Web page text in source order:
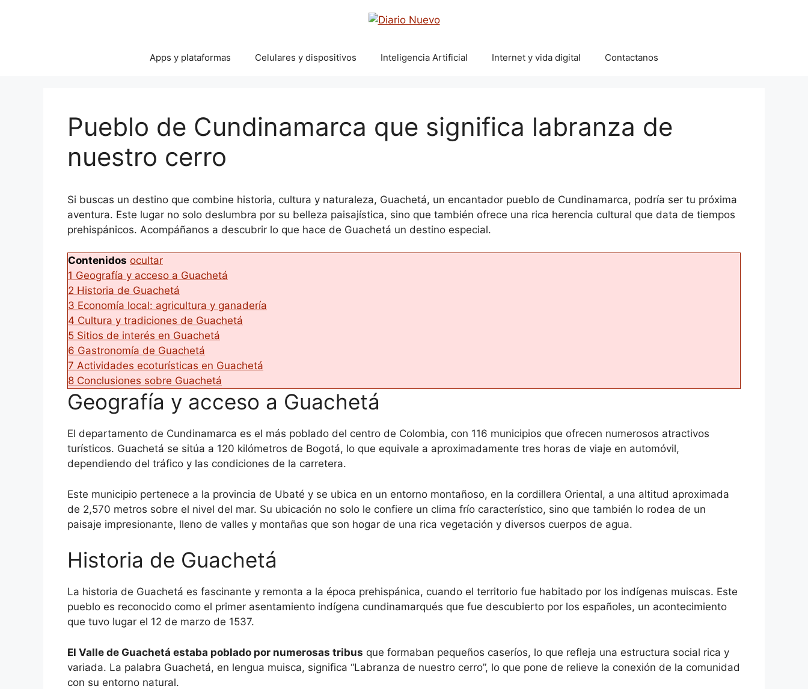
Apps y plataformas Celulares y dispositivos Inteligencia Artificial Internet y vida digital Contactanos
Pueblo de Cundinamarca que significa labranza de
nuestro cerro
Si buscas un destino que combine historia, cultura y naturaleza, Guachetá, un encantador pueblo de Cundinamarca, podría ser tu próxima
aventura. Este lugar no solo deslumbra por su belleza paisajística, sino que también ofrece una rica herencia cultural que data de tiempos
prehispánicos. Acompáñanos a descubrir lo que hace de Guachetá un destino especial.
Contenidos ocultar
1 Geografía y acceso a Guachetá
2 Historia de Guachetá
3 Economía local: agricultura y ganadería
4 Cultura y tradiciones de Guachetá
5 Sitios de interés en Guachetá
6 Gastronomía de Guachetá
7 Actividades ecoturísticas en Guachetá
8 Conclusiones sobre Guachetá
Geografía y acceso a Guachetá
El departamento de Cundinamarca es el más poblado del centro de Colombia, con 116 municipios que ofrecen numerosos atractivos
turísticos. Guachetá se sitúa a 120 kilómetros de Bogotá, lo que equivale a aproximadamente tres horas de viaje en automóvil,
dependiendo del tráfico y las condiciones de la carretera.
Este municipio pertenece a la provincia de Ubaté y se ubica en un entorno montañoso, en la cordillera Oriental, a una altitud aproximada
de 2,570 metros sobre el nivel del mar. Su ubicación no solo le confiere un clima frío característico, sino que también lo rodea de un
paisaje impresionante, lleno de valles y montañas que son hogar de una rica vegetación y diversos cuerpos de agua.
Historia de Guachetá
La historia de Guachetá es fascinante y remonta a la época prehispánica, cuando el territorio fue habitado por los indígenas muiscas. Este
pueblo es reconocido como el primer asentamiento indígena cundinamarqués que fue descubierto por los españoles, un acontecimiento
que tuvo lugar el 12 de marzo de 1537.
El Valle de Guachetá estaba poblado por numerosas tribus que formaban pequeños caseríos, lo que refleja una estructura social rica y
variada. La palabra Guachetá, en lengua muisca, significa “Labranza de nuestro cerro”, lo que pone de relieve la conexión de la comunidad
con su entorno natural.